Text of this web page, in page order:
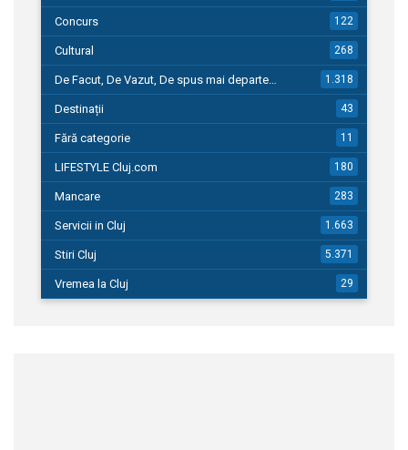
Concurs 122
Cultural 268
De Facut, De Vazut, De spus mai departe… 1.318
Destinații 43
Fără categorie 11
LIFESTYLE Cluj.com 180
Mancare 283
Servicii in Cluj 1.663
Stiri Cluj 5.371
Vremea la Cluj 29